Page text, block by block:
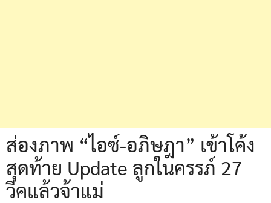
ส่องภาพ “ไอซ์-อภิษฎา” เข้าโค้ง
สุดท้าย Update ลูกในครรภ์ 27
วีคแล้วจ้าแม่